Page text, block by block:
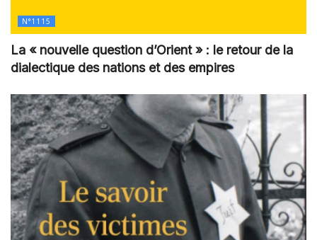
N°1115
La « nouvelle question d’Orient » : le retour de la
dialectique des nations et des empires